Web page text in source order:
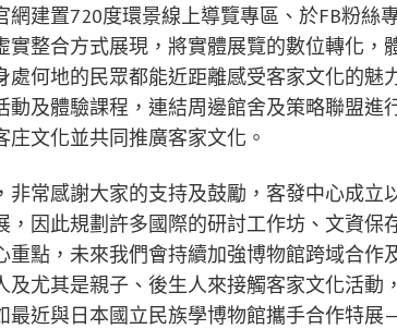
網建置720度環景線上導覽專區、於FB粉絲
實整合方式展現，將實體展覽的數位轉化，
處何地的民眾都能近距離感受客家文化的魅
動及體驗課程，連結周邊館舍及策略聯盟進
文化並共同推廣客家文化。
非常感謝大家的支持及鼓勵，客發中心成立
，因此規劃許多國際的研討工作坊、文資保
重點，未來我們會持續加強博物館跨域合作
及尤其是親子、後生人來接觸客家文化活動
最近與日本國立民族學博物館攜手合作特展